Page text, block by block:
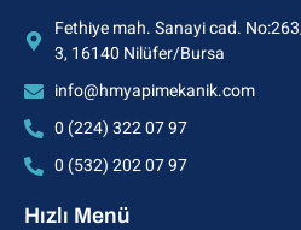
Fethiye mah. Sanayi cad.
3, 16140 Nilüfer/Bursa
info@hmyapimekanik.com
0 (224) 322 07 97
0 (532) 202 07 97
Hızlı Menü